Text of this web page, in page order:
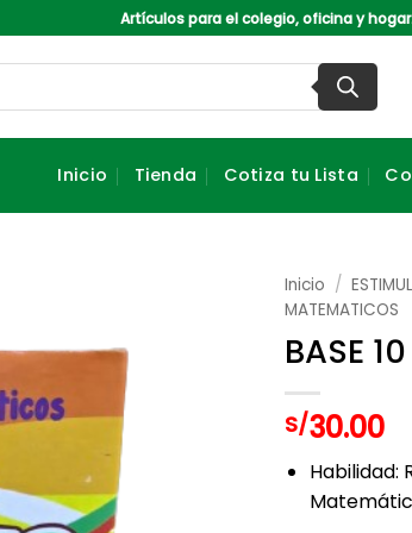
Artículos para el colegio, oficina y
Inicio Tienda Cotiza tu Lista
Inicio /
MATEMATICOS
BASE
S/30.00
Habilidad: